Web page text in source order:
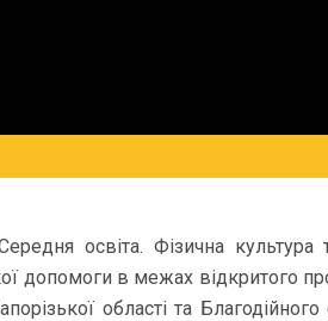
освіта. Фізична культура
допомоги в межах відкритого
області та